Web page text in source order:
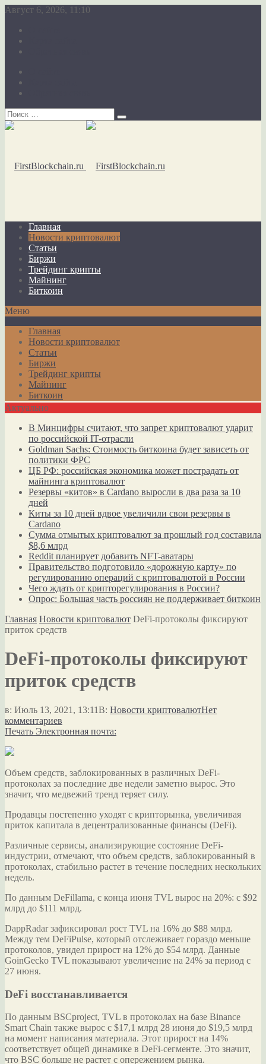
Август 6, 2026, 11:10
Главная
Новости криптовалют
Статьи
Биржи
Трейдинг крипты
Майнинг
Биткоин
Меню
Главная
Новости криптовалют
Статьи
Биржи
Трейдинг крипты
Майнинг
Биткоин
Актуально
В Минцифры считают, что запрет криптовалют ударит
по российской IT-отрасли
Goldman Sachs: Стоимость биткоина будет зависеть от
политики ФРС
ЦБ РФ: российская экономика может пострадать от
майнинга криптовалют
Резервы «китов» в Cardano выросли в два раза за 10
дней
Киты за 10 дней вдвое увеличили свои резервы в
Cardano
Сумма отмытых криптовалют за прошлый год составила
$8,6 млрд
Reddit планирует добавить NFT-аватары
Правительство подготовило «дорожную карту» по
регулированию операций с криптовалютой в России
Чего ждать от крипторегулирования в России?
Опрос: Большая часть россиян не поддерживает биткоин
Главная Новости криптовалют DeFi-протоколы фиксируют
приток средств
DeFi-протоколы фиксируют
приток средств
в: Июль 13, 2021, 13:11В: Новости криптовалютНет
комментариев
Печать Электронная почта:
Объем средств, заблокированных в различных DeFi-
протоколах за последние две недели заметно вырос. Это
значит, что медвежий тренд теряет силу.
Продавцы постепенно уходят с крипторынка, увеличивая
приток капитала в децентрализованные финансы (DeFi).
Различные сервисы, анализирующие состояние DeFi-
индустрии, отмечают, что объем средств, заблокированный в
протоколах, стабильно растет в течение последних нескольких
недель.
По данным DeFillama, с конца июня TVL вырос на 20%: с $92
млрд до $111 млрд.
DappRadar зафиксировал рост TVL на 16% до $88 млрд.
Между тем DeFiPulse, который отслеживает гораздо меньше
протоколов, увидел прирост на 12% до $54 млрд. Данные
GoinGecko TVL показывают увеличение на 24% за период с
27 июня.
DeFi восстанавливается
По данным BSCproject, TVL в протоколах на базе Binance
Smart Chain также вырос с $17,1 млрд 28 июня до $19,5 млрд
на момент написания материала. Этот прирост на 14%
соответствует общей динамике в DeFi-сегменте. Это значит,
что BSC больше не растет с опережением рынка.